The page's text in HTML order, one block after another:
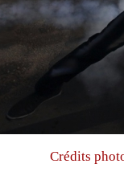
Crédits